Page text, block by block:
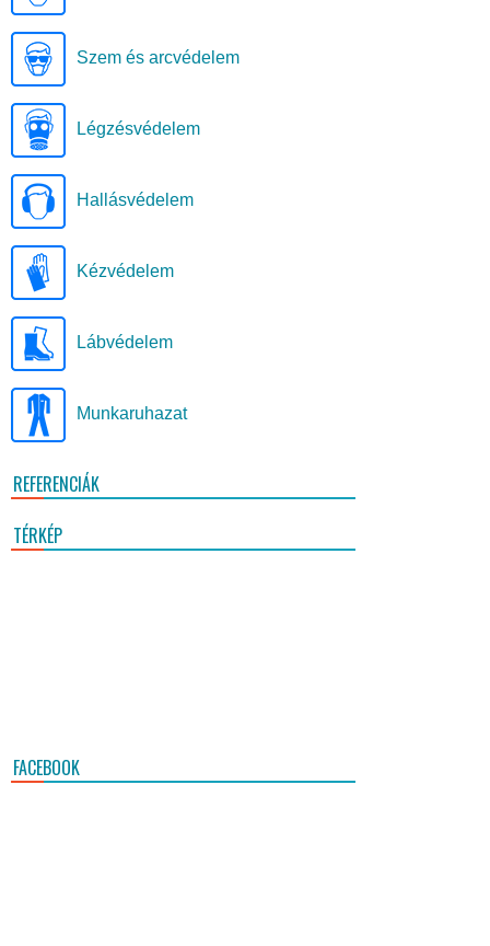
Szem és arcvédelem
Légzésvédelem
Hallásvédelem
Kézvédelem
Lábvédelem
Munkaruhazat
REFERENCIÁK
TÉRKÉP
FACEBOOK